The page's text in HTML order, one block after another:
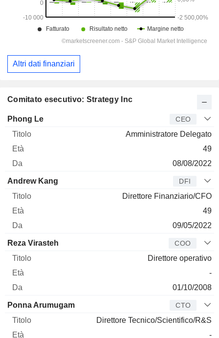
Comitato esecutivo: Strategy Inc
Manager Titolo
Phong Le CEO
Amministratore Delegato
49
08/08/2022
Andrew Kang DFI
Direttore Finanziario/CFO
49
09/05/2022
Reza Virasteh COO
Direttore operativo
-
01/10/2008
Ponna Arumugam CTO
Direttore Tecnico/Scientifico/R&S
-
Altri dati finanziari